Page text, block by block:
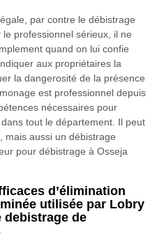
par contre le débistrage
le professionnel sérieux, il ne
quand on lui confie
aux propriétaires la
la dangerosité de la présence
est professionnel depuis
nécessaires pour
tout le département. Il peut
mais aussi un débistrage
pour débistrage à Osseja
d’élimination
utilisée par Lobry
debistrage de